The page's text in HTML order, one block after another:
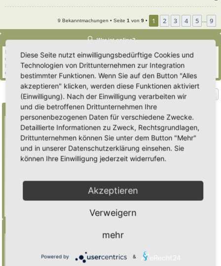
9 Bekanntmachungen • Seite 1 von 9 • 1 2 3 4 5 … 9
Wer ist online?
Insgesamt sind739 Besucher online :: 2 sichtbare Mitglieder, 0 unsichtbare Mitglieder
und 737 Gäste (basierend auf den aktiven Besuchern der letzten 5 Minuten)
Der Besucherrekord liegt bei2235Besuchern, die am Mi 29. Jul 2026, 21:02 gleichzeitig
online waren.
Gehe zu
Suche
Benutze ein * als Platzhalter für teilweis
Übereinstimmungen
Mulchfindet "Mulch", Mulch*findet auch
Weitere Hilfe zur Suche
Foren-Übersicht
Diese Seite nutzt einwilligungsbedürftige Cookies und
Technologien von Drittunternehmen zur Integration
bestimmter Funktionen. Wenn Sie auf den Button "Alles
akzeptieren" klicken, werden diese Funktionen aktiviert
(Einwilligung). Nach der Einwilligung verarbeiten wir
und die betroffenen Drittunternehmen Ihre
personenbezogenen Daten für verschiedene Zwecke.
Detaillierte Informationen zu Zweck, Rechtsgrundlagen,
Drittunternehmen können Sie unter dem Button "Mehr"
und in unserer Datenschutzerklärung einsehen. Sie
können Ihre Einwilligung jederzeit widerrufen.
Akzeptieren
Verweigern
mehr
Powered by &